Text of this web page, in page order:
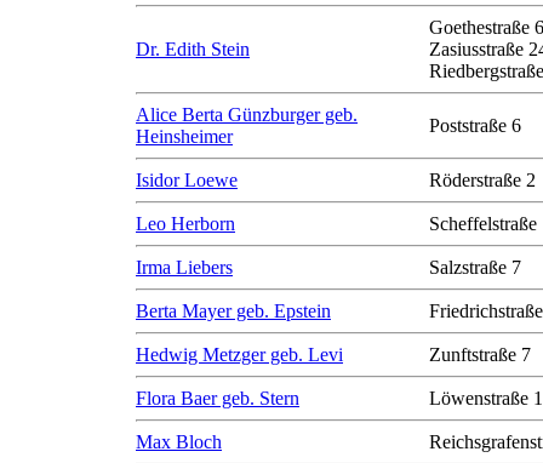
Dr. Edith Stein
Goethestraße
Zasiusstraße
Alice Berta Günzburger geb.
Heinsheimer
Poststraße 6
Isidor Loewe Röderstraße 2
Leo Herborn Scheffelstraße
Irma Liebers Salzstraße 7
Berta Mayer geb. Epstein
Hedwig Metzger geb. Levi Zunftstraße 7
Flora Baer geb. Stern Löwenstraße 1
Max Bloch